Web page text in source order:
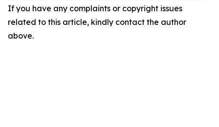
If you have any complaints or copyright issues
related to this article, kindly contact the author
above.